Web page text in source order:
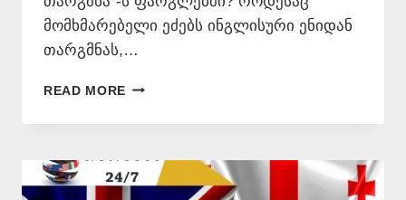
მომხმარებელი ეძებს ინგლისური ენიდან
თარგმნას,…
READ MORE ᲘᲜᲒᲚᲘᲡᲣᲠᲘ
ᲗᲐᲠᲒᲛᲜᲐ
577
546